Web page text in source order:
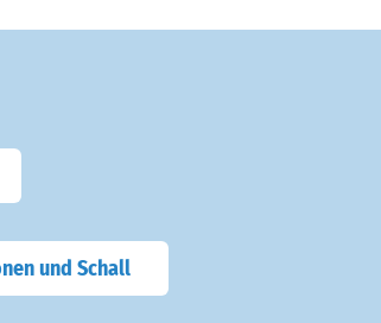
und Schall